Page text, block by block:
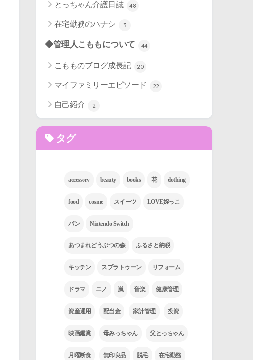
とっちゃん介護日誌 48
在宅勤務のハナシ 3
◆管理人こももについて 44
こもものブログ成長記 20
マイファミリーエピソード 22
自己紹介 2
タグ
accessory beauty books 花 clothing
food cosme スイーツ LOVE姪っこ
パン Nintendo Switch
あつまれどうぶつの森 ふるさと納税
キッチン スプラトゥーン リフォーム
ドラマ ニノ 嵐 音楽 健康管理
資産運用 配当金 家計管理 投資
映画鑑賞 母みっちゃん 父とっちゃん
月曜断食 無印良品 脱毛 在宅勤務